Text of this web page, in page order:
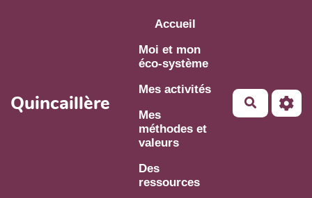
Aller au contenu principal
Quincaillère
Accueil
Moi et mon
éco-système
Mes activités
Mes
méthodes et
valeurs
Des
ressources